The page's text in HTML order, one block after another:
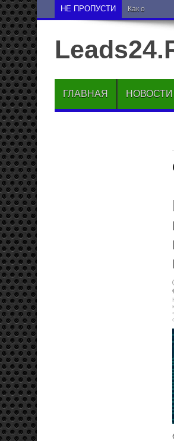
НЕ ПРОПУСТИ Как опустить
ГЛАВНАЯ НОВОСТИ